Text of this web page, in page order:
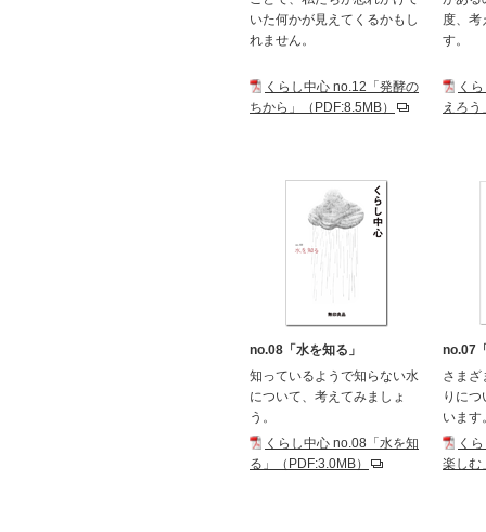
いた何かが見えてくるかもし
れません。
度、考
す。
くらし中心 no.12「発酵の
ちから」（PDF:8.5MB）
く
えろ
no.08「水を知る」
知っているようで知らない水
について、考えてみましょ
う。
no.07
さまざ
りに
います
くらし中心 no.08「水を知
る」（PDF:3.0MB）
く
楽しむ